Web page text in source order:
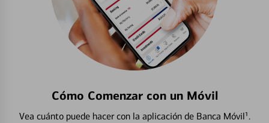
Cómo Comenzar con un Móvil
Vea cuánto puede hacer con la aplicación de Banca Móvil¹.